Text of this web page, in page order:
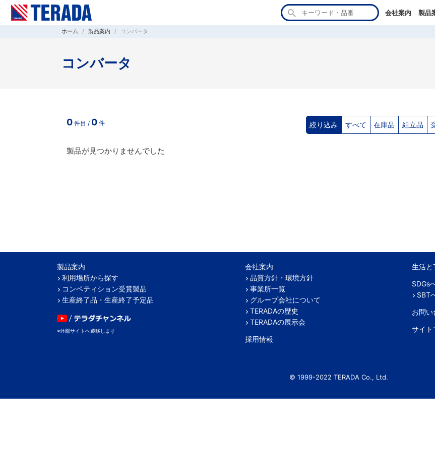
会社案内 製品
ホーム 製品案内 コンバータ
コンバータ
0 件目 / 0 件 絞り込み すべて 在庫品 組立品
製品が見つかりませんでした
製品案内
利用場所から探す
コンペティション受賞製品
生産終了品・生産終了予定品
会社案内
品質方針・環境方針
事業所一覧
グループ会社について
TERADAの歴史
TERADAの展示会
採用情報
生活と
SDGs
SBT
お問い
サイト
© 1999-2022 TERADA Co., Ltd.